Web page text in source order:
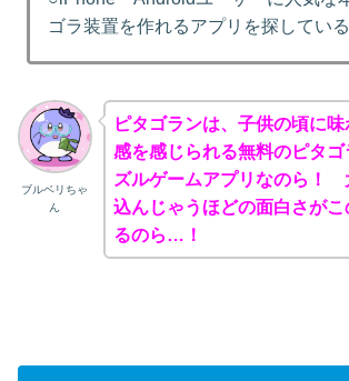
ゴラ装置を作れるアプリを探してい
ブルベリちゃ
ん
ピタゴランは、子供の頃に
感を感じられる無料のピタ
ズルゲームアプリなのら！
込んじゃうほどの面白さが
るのら…！